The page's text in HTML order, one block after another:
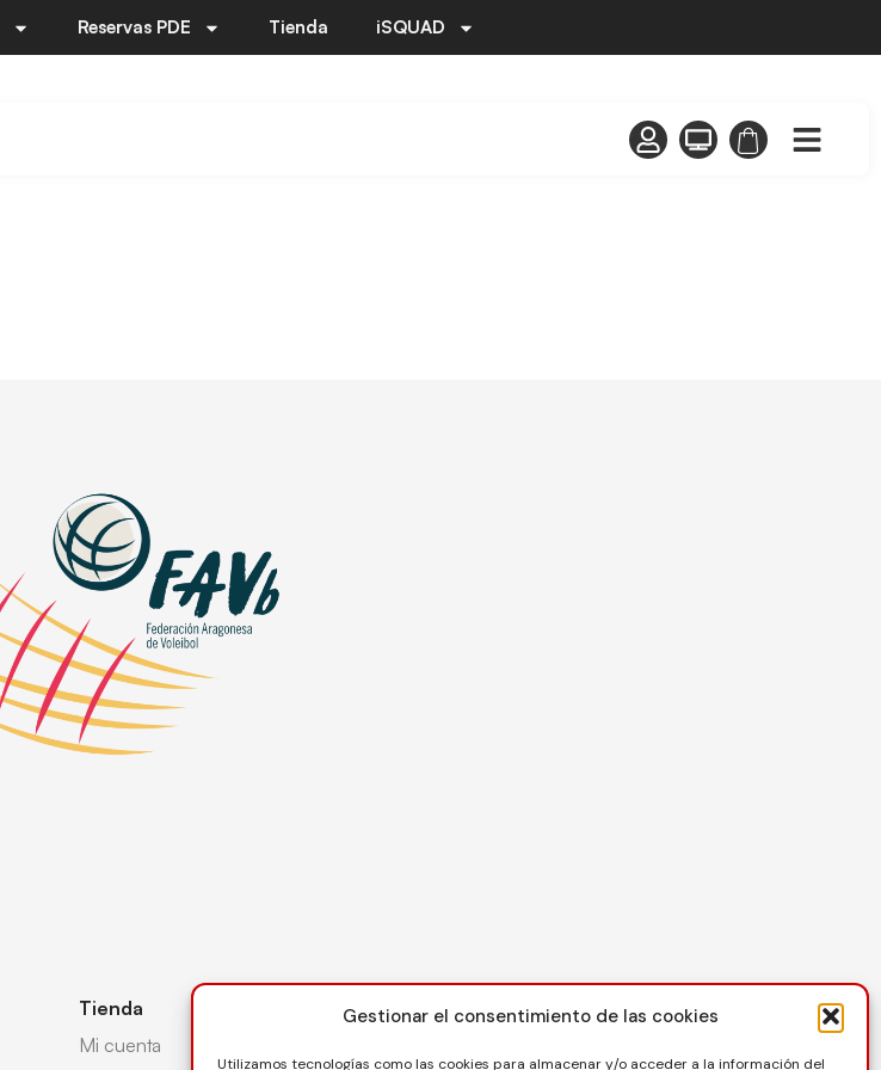
Gestionar el consentimiento de las cookies
Utilizamos tecnologías como las cookies para almacenar y/o acceder a la información del
Reservas PDE Tienda iSQUAD
Tienda
Mi cuenta
Contacto